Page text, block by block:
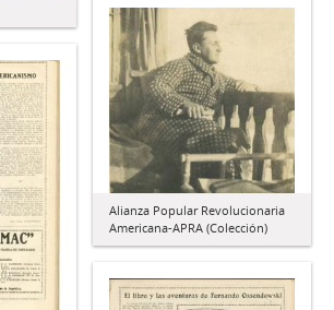
Alianza Popular Revolucionaria
Americana-APRA (Colección)